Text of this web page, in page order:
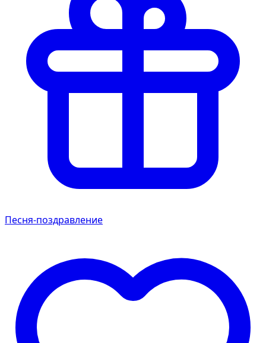
Песня-поздравление